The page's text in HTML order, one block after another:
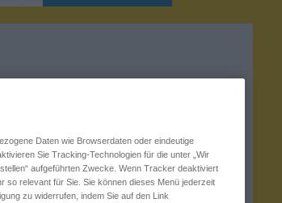
Daten wie Browserdaten oder eindeutige
Sie Tracking-Technologien für die unter „Wir
aufgeführten Zwecke. Wenn Tracker deaktiviert
so relevant für Sie. Sie können dieses Menü jederzeit
zu widerrufen, indem Sie auf den Link